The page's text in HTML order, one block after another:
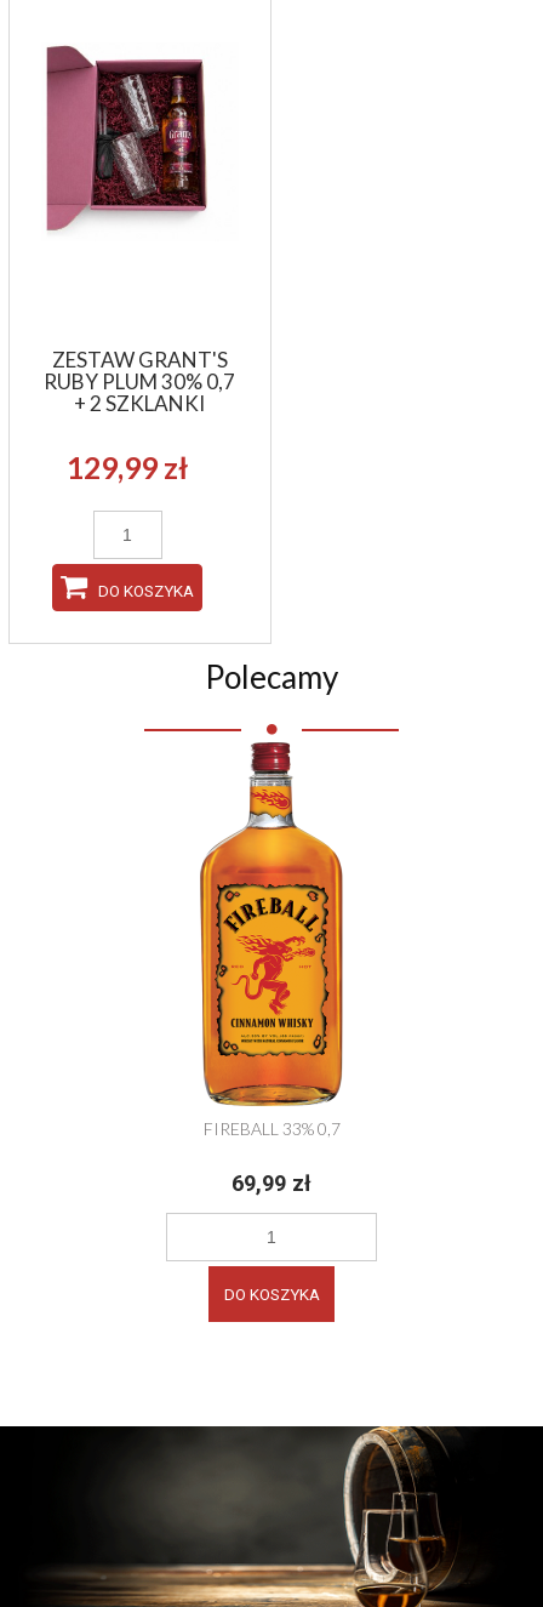
ZESTAW GRANT'S
RUBY PLUM 30% 0,7
+ 2 SZKLANKI
129,99 zł
DO KOSZYKA
Polecamy
FIREBALL 33% 0,7
69,99 zł
DO KOSZYKA